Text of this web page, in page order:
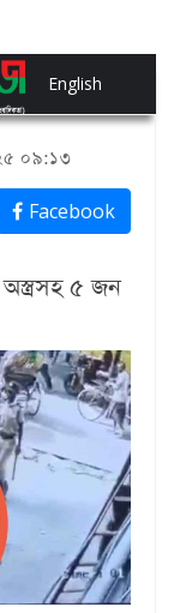
English
০৯:১৩
Facebook
অস্ত্রসহ ৫ জন